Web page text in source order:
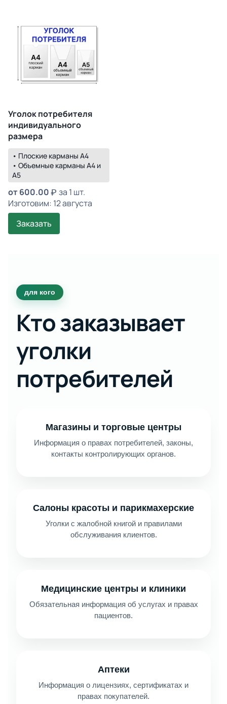
Уголок потребителя
индивидуального
размера
• Плоские карманы А4
• Объемные карманы А4 и
А5
от 600.00
за 1 шт.
Изготовим: 12 августа
Заказать
для кого
Кто заказывает
уголки
потребителей
Магазины и торговые центры
Информация о правах потребителей, законы,
контакты контролирующих органов.
Салоны красоты и парикмахерские
Уголки с жалобной книгой и правилами
обслуживания клиентов.
Медицинские центры и клиники
Обязательная информация об услугах и правах
пациентов.
Аптеки
Информация о лицензиях, сертификатах и
правах покупателей.